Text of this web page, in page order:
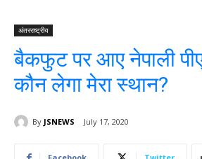
अंतरराष्ट्रीय
बैकफुट पर आए नेपाली
कौन लेगा मेरा स्थान?
By JSNEWS July 17, 2020